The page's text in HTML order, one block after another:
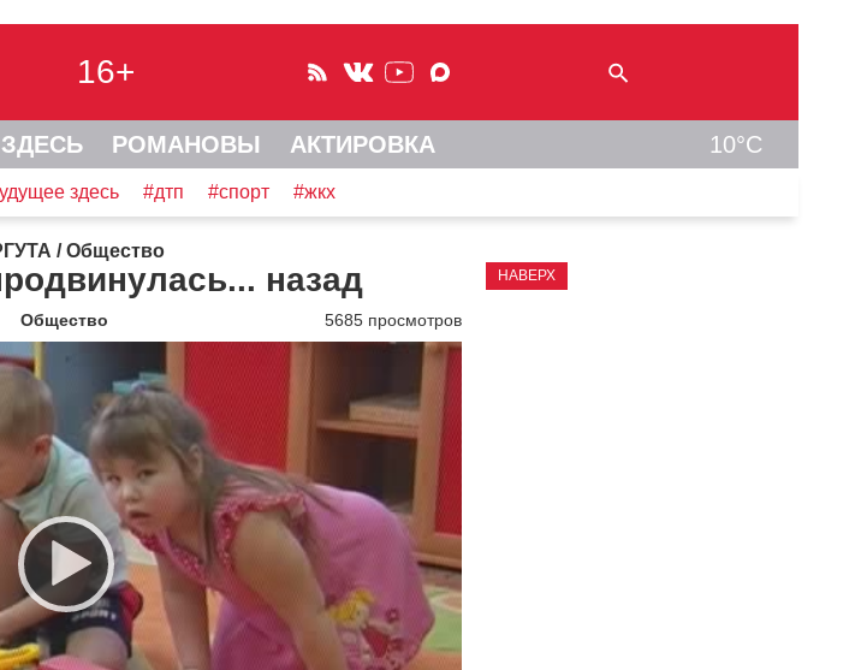
16+
РОМАНОВЫ АКТИРОВКА 10°C
здесь #дтп #спорт #жкх
/Общество
назад
Общество 5685 просмотров
НАВЕРХ